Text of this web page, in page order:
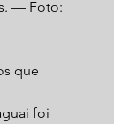
— Foto:
que
foi